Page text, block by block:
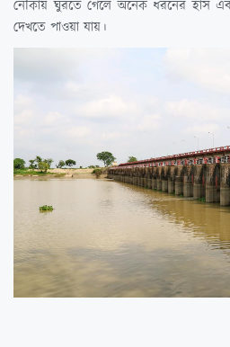
নৌকায় ঘুরতে গেলে অনেক ধরনের হাঁস
দেখতে পাওয়া যায়।